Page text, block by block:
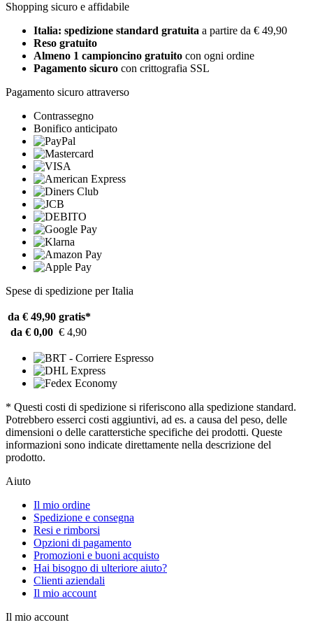
Shopping sicuro e affidabile
Italia: spedizione standard gratuita a partire da € 49,90
Reso gratuito
Almeno 1 campioncino gratuito con ogni ordine
Pagamento sicuro con crittografia SSL
Pagamento sicuro attraverso
Contrassegno
Bonifico anticipato
Spese di spedizione per Italia
da € 49,90 gratis*
da € 0,00 € 4,90
* Questi costi di spedizione si riferiscono alla spedizione standard.
Potrebbero esserci costi aggiuntivi, ad es. a causa del peso, delle
dimensioni o delle caratterstiche specifiche dei prodotti. Queste
informazioni sono indicate direttamente nella descrizione del
prodotto.
Aiuto
Il mio ordine
Spedizione e consegna
Resi e rimborsi
Opzioni di pagamento
Promozioni e buoni acquisto
Hai bisogno di ulteriore aiuto?
Clienti aziendali
Il mio account
Il mio account